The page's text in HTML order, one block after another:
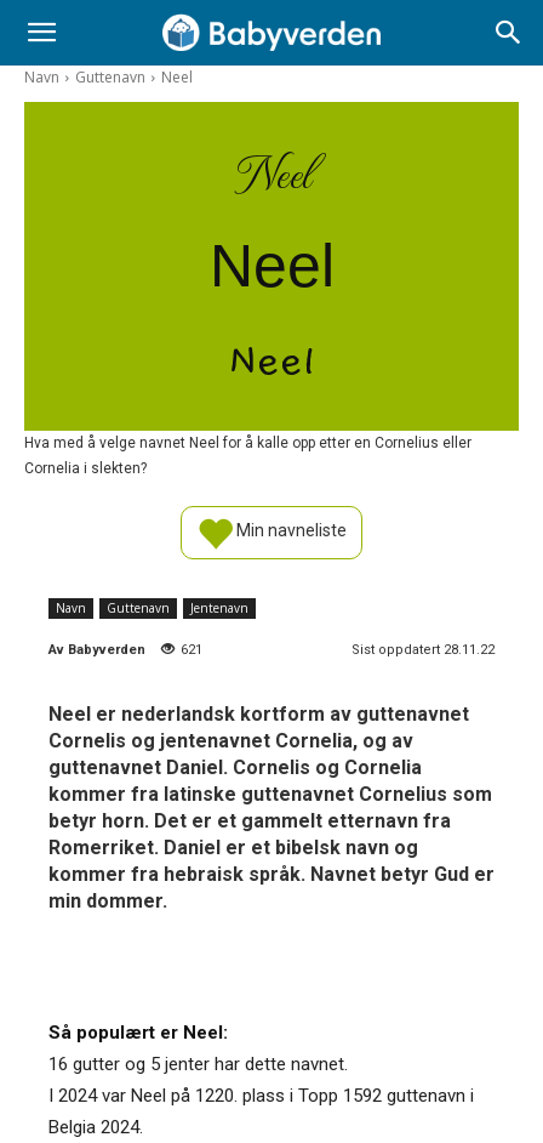
Navn Guttenavn Neel
Neel
Neel
Neel
Hva med å velge navnet Neel for å kalle opp etter en Cornelius eller
Cornelia i slekten?
Min navneliste
Navn Guttenavn Jentenavn
Av Babyverden 621 Sist oppdatert 28.11.22
Neel er nederlandsk kortform av guttenavnet
Cornelis og jentenavnet Cornelia, og av
guttenavnet Daniel. Cornelis og Cornelia
kommer fra latinske guttenavnet Cornelius som
betyr horn. Det er et gammelt etternavn fra
Romerriket. Daniel er et bibelsk navn og
kommer fra hebraisk språk. Navnet betyr Gud er
min dommer.
Så populært er Neel:
16 gutter og 5 jenter har dette navnet.
I 2024 var Neel på 1220. plass i Topp 1592 guttenavn i
Belgia 2024.